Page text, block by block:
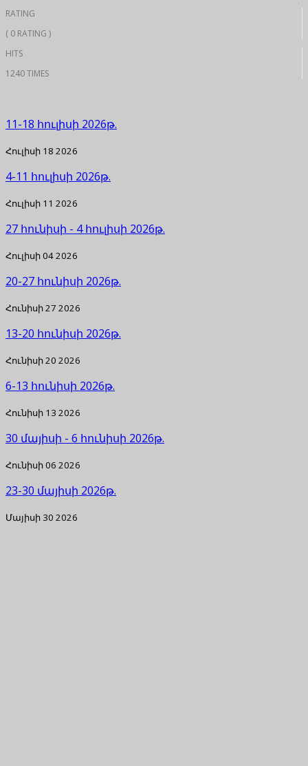
RATING
( 0 RATING )
HITS
1240 TIMES
11-18 հուլիսի 2026թ.
Հուլիսի 18 2026
4-11 հուլիսի 2026թ.
Հուլիսի 11 2026
27 հունիսի - 4 հուլիսի 2026թ.
Հուլիսի 04 2026
20-27 հունիսի 2026թ.
Հունիսի 27 2026
13-20 հունիսի 2026թ.
Հունիսի 20 2026
6-13 հունիսի 2026թ.
Հունիսի 13 2026
30 մայիսի - 6 հունիսի 2026թ.
Հունիսի 06 2026
23-30 մայիսի 2026թ.
Մայիսի 30 2026